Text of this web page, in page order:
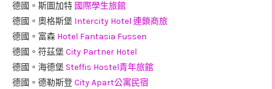
德國。斯圖加特 國際學生旅館
德國。奧格斯堡 Intercity Hotel 連鎖商旅
德國。富森 Hotel Fantasia Fussen
德國。符茲堡 City Partner Hotel
德國。海德堡 Steffis Hostel青年旅館
德國。德勒斯登City Apart公寓民宿